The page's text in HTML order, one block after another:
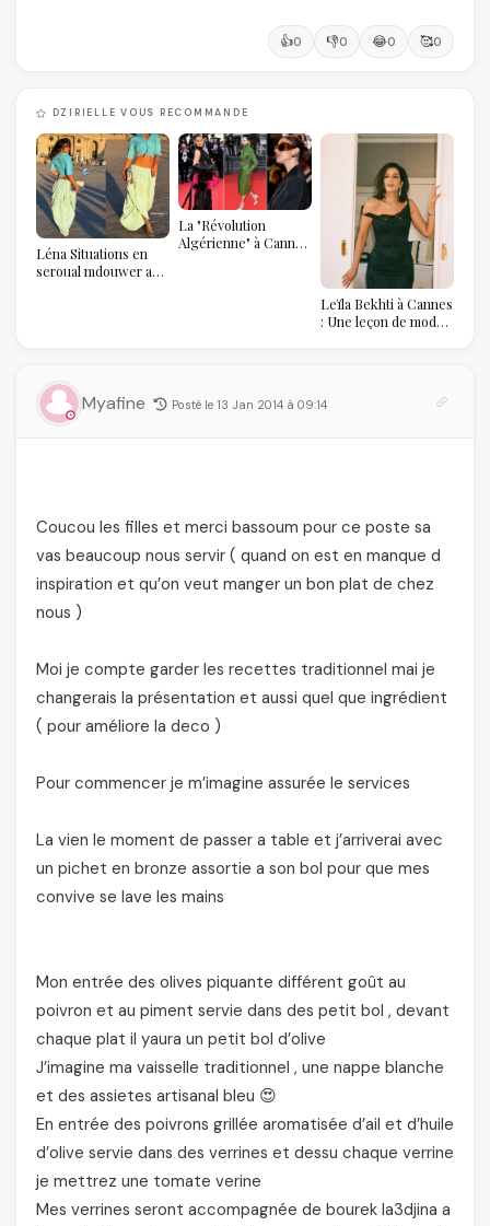
👍0 👎0 😂0 🥰0
DZIRIELLE VOUS RECOMMANDE
Léna Situations en
seroual mdouwer au
La "Révolution
Algérienne" à Cannes
Leïla Bekhti à Cannes
: Une leçon de mode
Myafine Posté le 13 Jan 2014 à 09:14
Coucou les filles et merci bassoum pour ce poste sa
vas beaucoup nous servir ( quand on est en manque d
inspiration et qu’on veut manger un bon plat de chez
nous )
Moi je compte garder les recettes traditionnel mai je
changerais la présentation et aussi quel que ingrédient
( pour améliore la deco )
Pour commencer je m’imagine assurée le services
La vien le moment de passer a table et j’arriverai avec
un pichet en bronze assortie a son bol pour que mes
convive se lave les mains
Mon entrée des olives piquante différent goût au
poivron et au piment servie dans des petit bol , devant
chaque plat il yaura un petit bol d’olive
J’imagine ma vaisselle traditionnel , une nappe blanche
et des assietes artisanal bleu 😍
En entrée des poivrons grillée aromatisée d’ail et d’huile
d’olive servie dans des verrines et dessu chaque verrine
je mettrez une tomate verine
Mes verrines seront accompagnée de bourek la3djina a